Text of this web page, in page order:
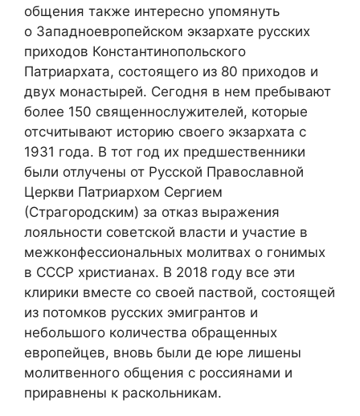
общения также интересно упомянуть
о Западноевропейском экзархате русских
приходов Константинопольского
Патриархата, состоящего из 80 приходов и
двух монастырей. Сегодня в нем пребывают
более 150 священнослужителей, которые
отсчитывают историю своего экзархата с
1931 года. В тот год их предшественники
были отлучены от Русской Православной
Церкви Патриархом Сергием
(Страгородским) за отказ выражения
лояльности советской власти и участие в
межконфессиональных молитвах о гонимых
в СССР христианах. В 2018 году все эти
клирики вместе со своей паствой, состоящей
из потомков русских эмигрантов и
небольшого количества обращенных
европейцев, вновь были де юре лишены
молитвенного общения с россиянами и
приравнены к раскольникам.